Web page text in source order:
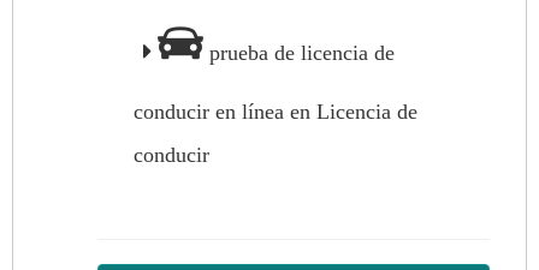
prueba de licencia de
conducir en línea en Licencia de
conducir